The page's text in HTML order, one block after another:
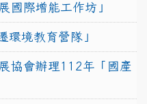
國際增能工作坊」
環境教育營隊」
協會辦理112年「國產